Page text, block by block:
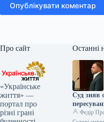
Опублікувати коментар
Про сайт
«Українське
життя» —
портал про
різні грані
Останні
Суд зняв
Федір